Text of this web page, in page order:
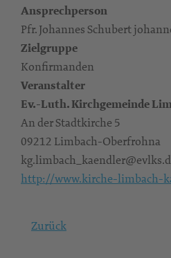
Ansprechperson
Pfr. Johannes Schubert
Zielgruppe
Konfirmanden
Veranstalter
Ev.-Luth. Kirchgemeinde
An der Stadtkirche 5
09212 Limbach-Oberfrohna
http://www.kirche-limbach-
Zurück